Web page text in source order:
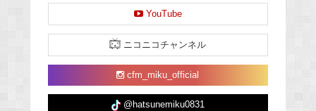
YouTube
ニコニコチャンネル
cfm_miku_official
@hatsunemiku0831